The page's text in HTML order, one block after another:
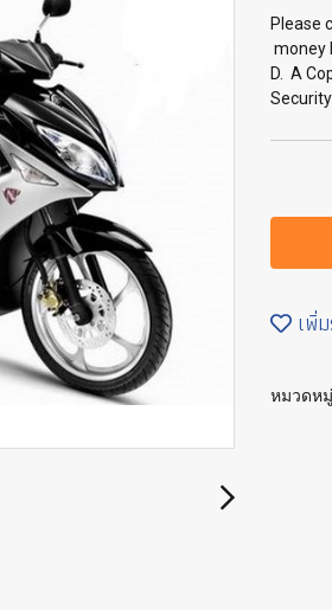
Please
money
D. A
เพิ่
หมวดห